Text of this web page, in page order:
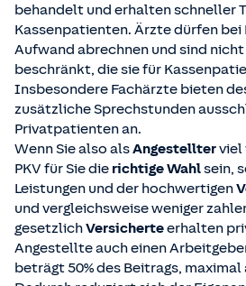
behandelt und erhalten schneller
Kassenpatienten. Ärzte dürfen
Aufwand abrechnen und sind
beschränkt, die sie für
Insbesondere Fachärzte bieten
zusätzliche Sprechstunden
Privatpatienten an.
Wenn Sie also alsAngestellterviel
PKV für Sie die richtige Wahlsein,
Leistungen und der hochwertigen
und vergleichsweise weniger
gesetzlichVersicherteerhalten
Angestellte auch einen
beträgt 50% des Beitrags, maximal